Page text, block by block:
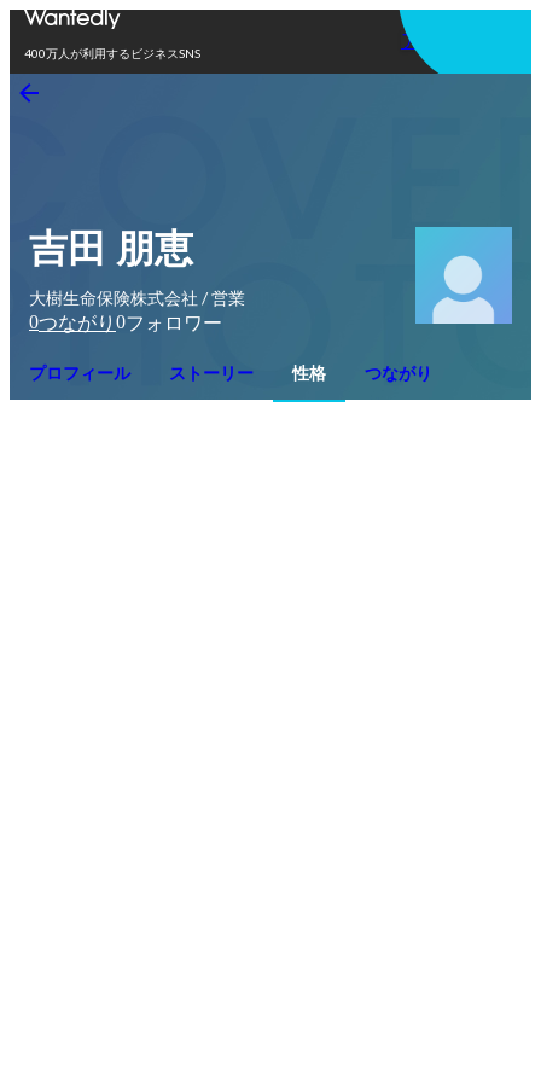
400万人が利用するビジネスSNS
アプリを使う
吉田 朋恵
大樹生命保険株式会社 / 営業
0つながり 0フォロワー
プロフィール ストーリー 性格 つながり